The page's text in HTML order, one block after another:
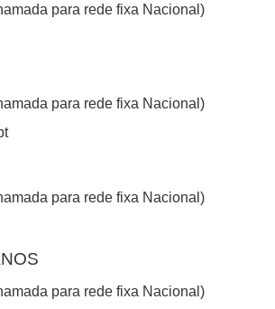
para rede fixa Nacional)
para rede fixa Nacional)
para rede fixa Nacional)
para rede fixa Nacional)